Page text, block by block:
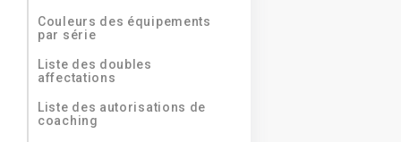
Couleurs des équipements
par série
Liste des doubles
affectations
Liste des autorisations de
coaching